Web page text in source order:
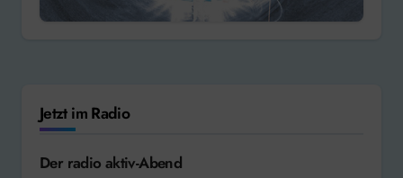
Jetzt im Radio
Der radio aktiv-Abend